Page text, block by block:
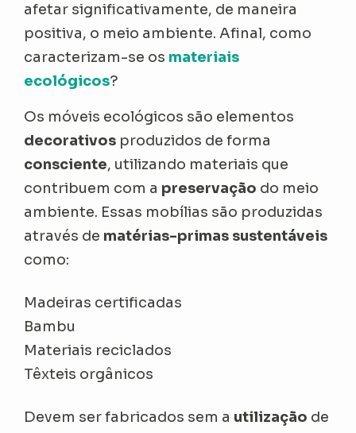
afetar significativamente, de maneira
positiva, o meio ambiente. Afinal, como
caracterizam-se os materiais
ecológicos?
Os móveis ecológicos são elementos
decorativos produzidos de forma
consciente, utilizando materiais que
contribuem com a preservação do meio
ambiente. Essas mobílias são produzidas
através de matérias-primas sustentáveis
como:
Madeiras certificadas
Bambu
Materiais reciclados
Têxteis orgânicos
Devem ser fabricados sem a utilização de